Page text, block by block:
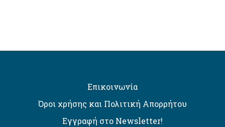
Επικοινωνία
Όροι χρήσης και Πολιτική Απορρήτου
Εγγραφή στο Newsletter!